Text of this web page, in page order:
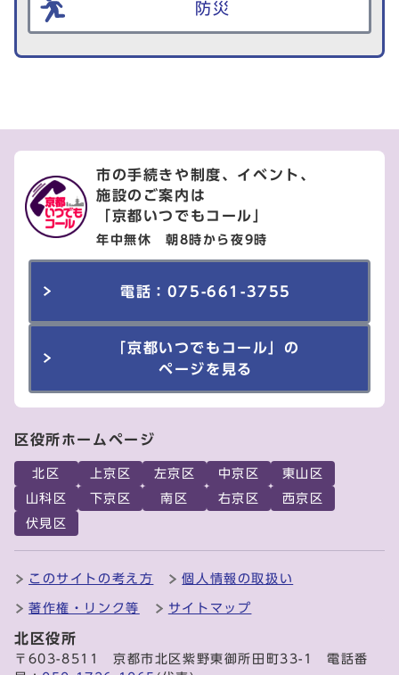
防災
市の手続きや制度、イベント、
施設のご案内は
「京都いつでもコール」
年中無休 朝8時から夜9時
電話：075-661-3755
「京都いつでもコール」の
ページを見る
区役所ホームページ
北区 上京区 左京区 中京区
東山区
山科区
下京区 南区 右京区
西京区
伏見区
このサイトの考え方 個人情報の取扱い
著作権・リンク等 サイトマップ
北区役所
〒603-8511 京都市北区紫野東御所田町33-1 電話番